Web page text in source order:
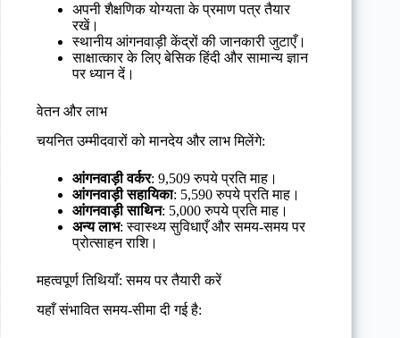
अपनी शैक्षणिक योग्यता के प्रमाण पत्र तैयार
रखें।
स्थानीय आंगनवाड़ी केंद्रों की जानकारी जुटाएँ।
साक्षात्कार के लिए बेसिक हिंदी और सामान्य ज्ञान
पर ध्यान दें।
वेतन और लाभ
चयनित उम्मीदवारों को मानदेय और लाभ मिलेंगे:
आंगनवाड़ी वर्कर: 9,509 रुपये प्रति माह।
आंगनवाड़ी सहायिका: 5,590 रुपये प्रति माह।
आंगनवाड़ी साथिन: 5,000 रुपये प्रति माह।
अन्य लाभ: स्वास्थ्य सुविधाएँ और समय-समय पर
प्रोत्साहन राशि।
महत्वपूर्ण तिथियाँ: समय पर तैयारी करें
यहाँ संभावित समय-सीमा दी गई है: